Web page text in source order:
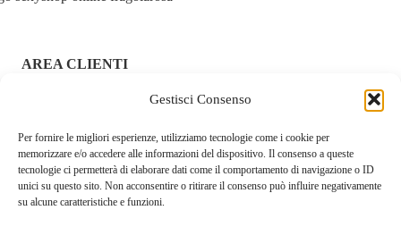
Gestisci Consenso
Per fornire le migliori esperienze, utilizziamo tecnologie come i cookie per
memorizzare e/o accedere alle informazioni del dispositivo. Il consenso a queste
tecnologie ci permetterà di elaborare dati come il comportamento di navigazione o ID
unici su questo sito. Non acconsentire o ritirare il consenso può influire negativamente
su alcune caratteristiche e funzioni.
AREA CLIENTI
ACCEDI / REGISTRATI
CHI SIAMO – FRAGOLAROSA | SEXY SHOP ONLINE
ITALIANO SICURO E DISCRETO
RESI E RIMBORSI